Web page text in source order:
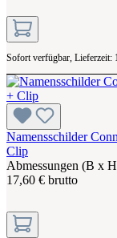
Sofort verfügbar, Lieferzeit:
Namensschilder
Clip
Abmessungen (B x
17,60 € brutto